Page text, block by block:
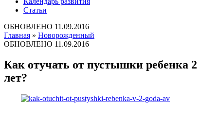
Статьи
ОБНОВЛЕНО 11.09.2016
Главная » Новорожденный
ОБНОВЛЕНО 11.09.2016
Как отучать от пустышки ребенка 2
лет?